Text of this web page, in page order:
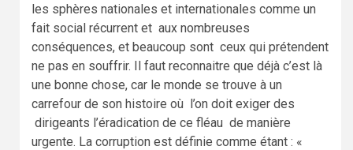
les sphères nationales et internationales comme un
fait social récurrent et aux nombreuses
conséquences, et beaucoup sont ceux qui prétendent
ne pas en souffrir. Il faut reconnaitre que déjà c’est là
une bonne chose, car le monde se trouve à un
carrefour de son histoire où l’on doit exiger des
dirigeants l’éradication de ce fléau de manière
urgente. La corruption est définie comme étant : «